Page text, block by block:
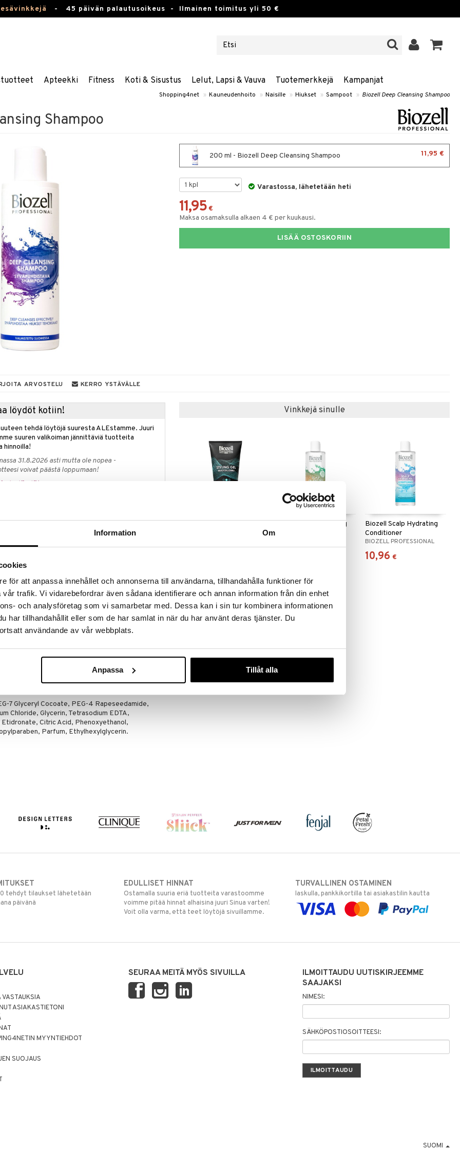
Information Om
för att anpassa innehållet och annonserna till användarna, tillhandahålla funktioner för
trafik. Vi vidarebefordrar även sådana identifierare och annan information från din enhet
och analysföretag som vi samarbetar med. Dessa kan i sin tur kombinera informationen
har tillhandahållit eller som de har samlat in när du har använt deras tjänster. Du
användande av vår webbplats.
Anpassa Tillåt alla
- 45 päivän palautusoikeus - Ilmainen toimitus yli 50 €
Apteekki Fitness Koti & Sisustus Lelut, Lapsi & Vauva Tuotemerkkejä Kampanjat
Shopping4net » Kauneudenhoito » Naisille » Hiukset » Sampoot » Biozell Deep Cleansing Shampoo
Shampoo
200 ml - Biozell Deep Cleansing Shampoo 11,95 €
Varastossa, lähetetään heti
11,95 €
Maksa osamaksulla alkaen 4 € per kuukausi.
LISÄÄ OSTOSKORIIN
ARVOSTELU KERRO YSTÄVÄLLE
löydöt kotiin!
tehdä löytöjä suuresta ALEstamme. Juuri
suuren valikoiman jännittäviä tuotteita
hinnoilla!
31.8.2026 asti mutta ole nopea -
voivat päästä loppumaan!
ale-löydöt »
muotoilutuotteiden, mineraalien ja kloorin
tai 2-6 kertaa kuukaudessa tavallisen
huuhtele huolellisesti.
palauttaaksesi hiusten kosteustasapainon.
7 Glyceryl Cocoate, PEG-4 Rapeseedamide,
Chloride, Glycerin, Tetrasodium EDTA,
Citric Acid, Phenoxyethanol,
Parfum, Ethylhexylglycerin.
Vinkkejä sinulle
Biozell Scalp Balancing
Shampoo
Biozell Scalp Hydrating
Conditioner
BIOZELL PROFESSIONAL
10,96 €
tehdyt tilaukset lähetetään
päivänä
EDULLISET HINNAT
Ostamalla suuria eriä tuotteita varastoomme
voimme pitää hinnat alhaisina juuri Sinua varten!
Voit olla varma, että teet löytöjä sivuillamme.
TURVALLINEN OSTAMINEN
laskulla, pankkikortilla tai asiakastilin kautta
ASIAKASTIETONI
MYYNTIEHDOT
SUOJAUS
SEURAA MEITÄ MYÖS SIVUILLA
ILMOITTAUDU UUTISKIRJEEMME
SAAJAKSI
NIMESI:
SÄHKÖPOSTIOSOITTEESI:
SUOMI